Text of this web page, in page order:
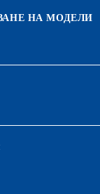
НА МОДЕЛИ